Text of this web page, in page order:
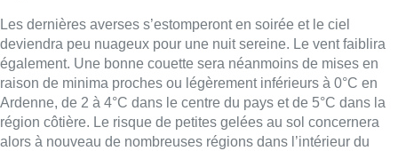
Les dernières averses s’estomperont en soirée et le ciel
deviendra peu nuageux pour une nuit sereine. Le vent faiblira
également. Une bonne couette sera néanmoins de mises en
raison de minima proches ou légèrement inférieurs à 0°C en
Ardenne, de 2 à 4°C dans le centre du pays et de 5°C dans la
région côtière. Le risque de petites gelées au sol concernera
alors à nouveau de nombreuses régions dans l’intérieur du